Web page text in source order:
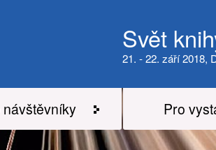
Svět
21. - 22. září 2018,
Pro
návštěvníky